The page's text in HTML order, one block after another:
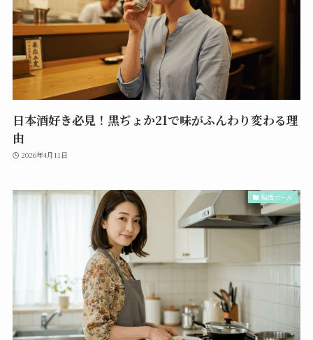
日本酒好き必見！黒ぢょか21で味がふんわり変わる理
由
2026年4月11日
脳活ボール